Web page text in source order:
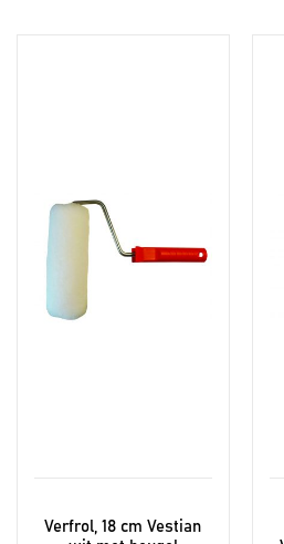
Verfrol, 18 cm Vestian